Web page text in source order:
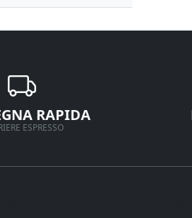
RAPIDA
ESPRESSO